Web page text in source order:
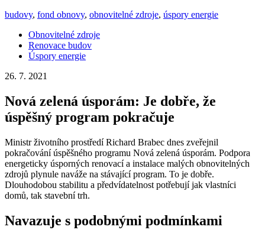
budovy, fond obnovy, obnovitelné zdroje, úspory energie
Obnovitelné zdroje
Renovace budov
Úspory energie
26. 7. 2021
Nová zelená úsporám: Je dobře, že
úspěšný program pokračuje
Ministr životního prostředí Richard Brabec dnes zveřejnil
pokračování úspěšného programu Nová zelená úsporám. Podpora
energeticky úsporných renovací a instalace malých obnovitelných
zdrojů plynule naváže na stávající program. To je dobře.
Dlouhodobou stabilitu a předvídatelnost potřebují jak vlastníci
domů, tak stavební trh.
Navazuje s podobnými podmínkami